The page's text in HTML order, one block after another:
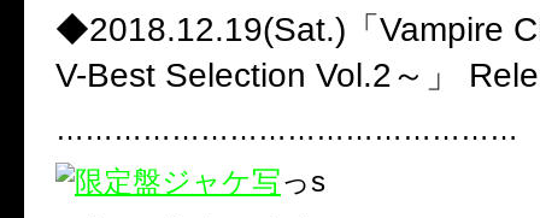
◆2018.12.19(Sat.)「Vampire
V-Best Selection Vol.2～」
…………………………………………
っs